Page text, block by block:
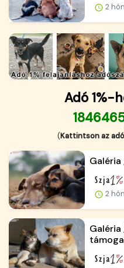
2
Adó 1%-
(Kattintson az
2